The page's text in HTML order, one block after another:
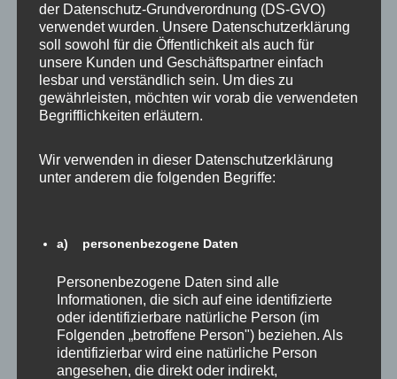
Sprecher für Beteiligungen, Wirtschaft,
Energie und Betriebe für die SPD-
Fraktion im Abgeordnetenhaus
17. Mai 2023 Dagmar
SPD-Fraktion im Berliner Abgeordnetenhaus
Sprecher für Beteiligungen, Wirtschaft, Energie und
Betriebe. Mit […]
Wiederholungswahl 2023: Herzlichen
der Datenschutz-Grundverordnung (DS-GVO)
verwendet wurden. Unsere Datenschutzerklärung
soll sowohl für die Öffentlichkeit als auch für
unsere Kunden und Geschäftspartner einfach
lesbar und verständlich sein. Um dies zu
gewährleisten, möchten wir vorab die verwendeten
Begrifflichkeiten erläutern.
Wir verwenden in dieser Datenschutzerklärung
unter anderem die folgenden Begriffe:
a) personenbezogene Daten
Personenbezogene Daten sind alle
Informationen, die sich auf eine identifizierte
oder identifizierbare natürliche Person (im
Folgenden „betroffene Person") beziehen. Als
identifizierbar wird eine natürliche Person
angesehen, die direkt oder indirekt,